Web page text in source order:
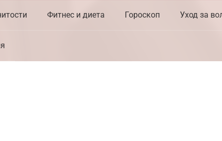
Фитнес и диета Гороскоп Уход за